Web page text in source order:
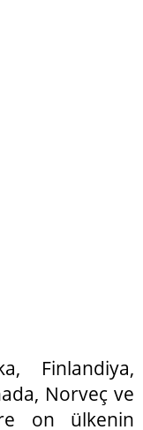
Finlandiya,
Norveç ve
on ülkenin